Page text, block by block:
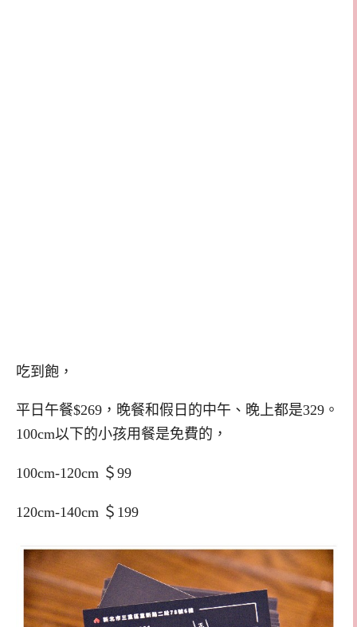
吃到飽，
平日午餐$269，晚餐和假日的中午、晚上都是329。
100cm以下的小孩用餐是免費的，
100cm-120cm ＄99
120cm-140cm ＄199